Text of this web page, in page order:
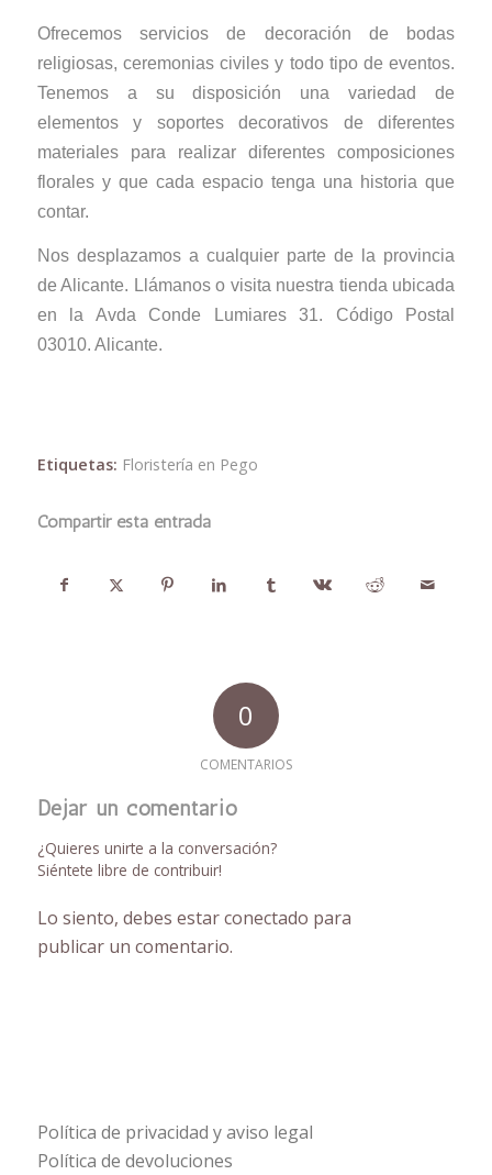
Ofrecemos servicios de decoración de bodas
religiosas, ceremonias civiles y todo tipo de eventos.
Tenemos a su disposición una variedad de
elementos y soportes decorativos de diferentes
materiales para realizar diferentes composiciones
florales y que cada espacio tenga una historia que
contar.
Nos desplazamos a cualquier parte de la provincia
de Alicante. Llámanos o visita nuestra tienda ubicada
en la Avda Conde Lumiares 31. Código Postal
03010. Alicante.
Etiquetas: Floristería en Pego
Compartir esta entrada
0
COMENTARIOS
Dejar un comentario
¿Quieres unirte a la conversación?
Siéntete libre de contribuir!
Lo siento, debes estarconectado para
publicar un comentario.
Política de privacidad y aviso legal
Política de devoluciones